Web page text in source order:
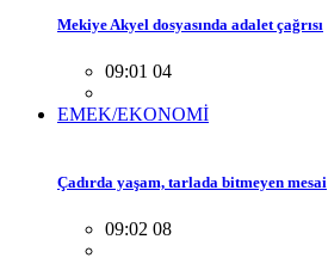
Mekiye Akyel dosyasında adalet çağrısı
09:01 04
EMEK/EKONOMİ
Çadırda yaşam, tarlada bitmeyen mesai
09:02 08